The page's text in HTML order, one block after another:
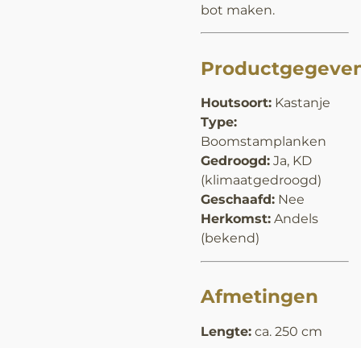
bot maken.
Houtsoort: Kastanje
Type:
Boomstamplanken
Gedroogd: Ja, KD
(klimaatgedroogd)
Geschaafd: Nee
Herkomst: Andels
(bekend)
Afmetingen
Lengte: ca. 250 cm